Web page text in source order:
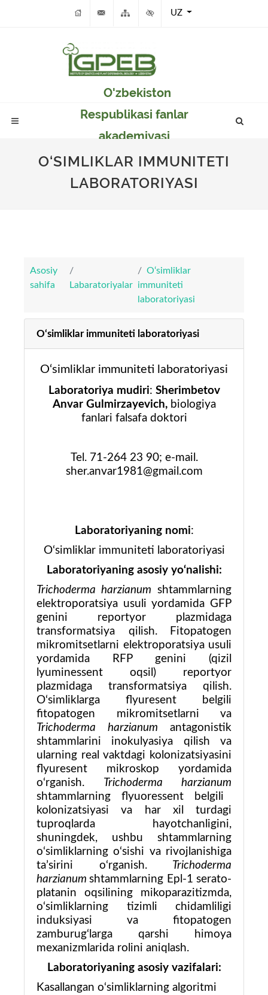
UZ
O'zbekiston
Respublikasi fanlar
akademiyasi
Genetika va o'simlikar
eksperimental
O‘SIMLIKLAR IMMUNITETI
LABORATORIYASI
Asosiy
sahifa
Labaratoriyalar
O‘simliklar
immuniteti
laboratoriyasi
O‘simliklar immuniteti laboratoriyasi
O‘simliklar immuniteti laboratoriyasi
Laboratoriya mudiri: Sherimbetov
Anvar Gulmirzayevich,biologiya
fanlari falsafa doktori
Tel. 71-264 23 90; e-mail .
sher.anvar1981@gmail.com
Laboratoriyaning nomi:
O‘simliklar immuniteti laboratoriyasi
Laboratoriyaning asosiy yo‘nalishi:
Trichoderma harzianum shtammlarning
elektroporatsiya usuli yordamida GFP
genini reportyor plazmidaga
transformatsiya qilish.
Fitopatogen
mikromitsetlarni elektroporatsiya usuli
yordamida RFP genini (qizil
lyuminessent oqsil) reportyor
plazmidaga transformatsiya qilish.
O‘simliklarga flyuresent belgili
fitopatogen mikromitsetlarni va
Trichoderma harzianum antagonistik
shtammlarini inokulyasiya qilish va
ularning real vaktdagi kolonizatsiyasini
flyuresent mikroskop yordamida
o‘rganish.
Trichoderma harzianum
shtammlarning flyuoressent belgili
kolonizatsiyasi va har xil turdagi
tuproqlarda hayotchanligini,
shuningdek, ushbu shtammlarning
o‘simliklarning o‘sishi va rivojlanishiga
ta’sirini o‘rganish.
Trichoderma
harzianumshtamm larning Epl-1 serato-
platanin oqsilining mikoparazitizmda,
o‘simliklarning tizimli chidamliligi
induksiyasi va fitopatogen
zamburug‘larga qarshi himoya
mexanizmlarida rolini aniqlash.
Laboratoriyaning asosiy vazifalari:
Kasallangan o‘simliklarning a lgoritmi